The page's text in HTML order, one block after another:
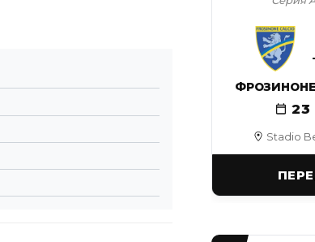
Stadio
ФРОЗИНОНЕ
23